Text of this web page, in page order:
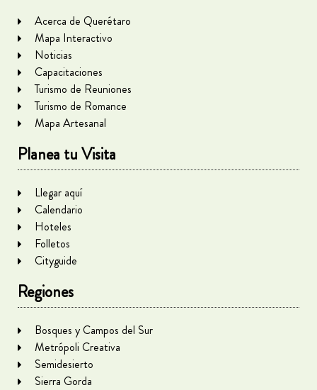
Acerca de Querétaro
Mapa Interactivo
Noticias
Capacitaciones
Turismo de Reuniones
Turismo de Romance
Mapa Artesanal
Planea tu Visita
Llegar aquí
Calendario
Hoteles
Folletos
Cityguide
Regiones
Bosques y Campos del Sur
Metrópoli Creativa
Semidesierto
Sierra Gorda